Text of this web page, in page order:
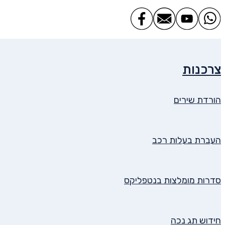
צרכנות
הורדת שירים
העברת בעלות רכב
סדרות מומלצות בנטפליקס
חידוש תג נכה